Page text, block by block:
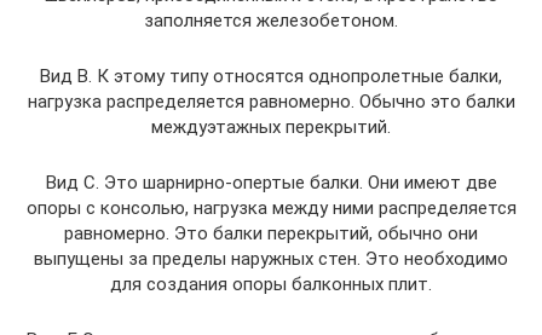
заполняется железобетоном.
Вид B. К этому типу относятся однопролетные балки,
нагрузка распределяется равномерно. Обычно это балки
междуэтажных перекрытий.
Вид C. Это шарнирно-опертые балки. Они имеют две
опоры с консолью, нагрузка между ними распределяется
равномерно. Это балки перекрытий, обычно они
выпущены за пределы наружных стен. Это необходимо
для создания опоры балконных плит.